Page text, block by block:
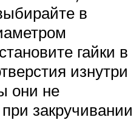
в
гайки в
изнутри
они не
закручивании